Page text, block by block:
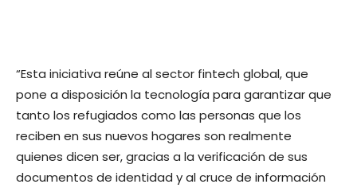
“Esta iniciativa reúne al sector fintech global, que
pone a disposición la tecnología para garantizar que
tanto los refugiados como las personas que los
reciben en sus nuevos hogares son realmente
quienes dicen ser, gracias a la verificación de sus
documentos de identidad y al cruce de información